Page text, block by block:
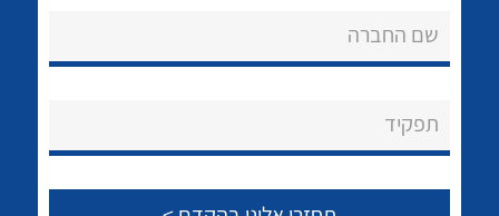
לכל מוצרי היצרן לכל מוצרי היצרן
שם החברה
תפקיד